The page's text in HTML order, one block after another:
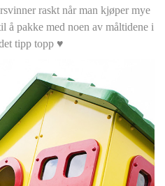
raskt når man kjøper mye
å pakke med noen av måltidene i
tipp topp ♥